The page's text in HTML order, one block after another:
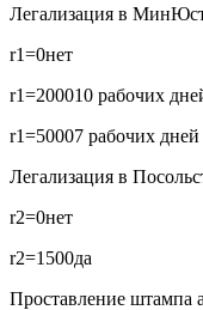
Легализация в
r1=0нет
r1=200010 рабочих
r1=50007 рабочих дней
Легализация в
r2=0нет
r2=1500да
Проставление штампа